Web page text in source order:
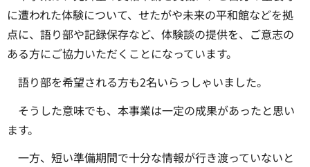
に遭われた体験について、せたがや未来の平和館などを拠
点に、語り部や記録保存など、体験談の提供を、ご意志の
ある方にご協力いただくことになっています。
語り部を希望される方も2名いらっしゃいました。
そうした意味でも、本事業は一定の成果があったと思い
ます。
一方、短い準備期間で十分な情報が行き渡っていないと